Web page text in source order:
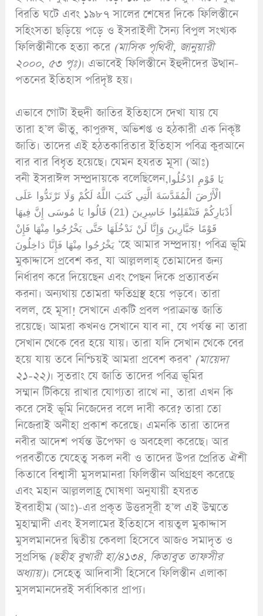
বিরতি ঘটে এবং ১৯৮৭ সালের শেষের দিকে ফিলিস্তীনে
সহিংসতা ছড়িয়ে পড়ে ও ইসরাইলী সৈন্য বিপুল সংখ্যক
ফিলিস্তীনীকে হত্যা করে (মাসিক পৃথিবী, জানুয়ারী
২০০০, ৫৩ পৃঃ)। এভাবেই ফিলিস্তীনে ইহুদীদের উত্থান-
পতনের ইতিহাস পরিদৃষ্ট হয়।
এভাবে গোটা ইহুদী জাতির ইতিহাসে দেখা যায় যে
তারা হ’ল ভীতু, কাপুরুষ, অভিশপ্ত ও হঠকারী এক নিকৃষ্ট
জাতি। তাদের এই হঠতকারিতার ইতিহাস পবিত্র কুরআনে
বার বার বিধৃত হয়েছে। যেমন হযরত মূসা (আঃ)
বনী ইসরাঈল সম্প্রদায়কে বলেছিলেন,يَا قَوْمِ ادْخُلُوا
الْأَرْضَ الْمُقَدَّسَةَ الَّتِي كَتَبَ اللَّهُ لَكُمْ وَلَا تَرْتَدُّوا عَلَى
أَدْبَارِكُمْ فَتَنْقَلِبُوا خَاسِرِينَ (21) قَالُوا يَا مُوسَى إِنَّ فِيهَا
قَوْمًا جَبَّارِينَ وَإِنَّا لَنْ نَدْخُلَهَا حَتَّى يَخْرُجُوا مِنْهَا فَإِنْ
يَخْرُجُوا مِنْهَا فَإِنَّا دَاخِلُونَ ‘হে আমার সম্প্রদায়! পবিত্র ভূমি
মুকাদ্দাসে প্রবেশ কর, যা আল্লললাহ্ তোমাদের জন্য
নির্ধারণ করে দিয়েছেন এবং পেছন দিকে প্রত্যাবর্তন
করনা। অন্যথায় তোমরা ক্ষতিগ্রস্থ হয়ে পড়বে। তারা
বলল, হে মূসা! সেখানে একটি প্রবল পরাক্রান্ত জাতি
রয়েছে। আমরা কখনও সেখানে যাব না, যে পর্যন্ত না তারা
সেখান থেকে বের হয়ে যায়। তারা যদি সেখান থেকে বের
হয়ে যায় তবে নিশ্চিয়ই আমরা প্রবেশ করব’ (মায়েদা
২১-২২)। সুতরাং যে জাতি তাদের পবিত্র ভূমির
সম্মান টিকিয়ে রাখার যোগ্যতা রাখে না, তারা এখন কি
করে সেই ভূমি নিজেদের বলে দাবী করে? তারা তো
নিজেরাই অনীহা প্রকাশ করেছে। এমনকি তারা তাদের
নবীর আদেশ পর্যন্ত উপেক্ষা ও অবহেলা করেছে। আর
পরবর্তীতে যেহেতু সকল নবী ও তাদের উপর প্রেরিত ঐশী
কিতাবে বিশ্বাসী মুসলমানরা ফিলিস্তীন অধিগ্রহণ করেছে
এবং মহান আল্লললাহ্র ঘোষণা অনুযায়ী হযরত
ইবরাহীম (আঃ)-এর প্রকৃত উত্তরসূরী হ’ল এই উম্মতে
মুহাম্মাদী এবং ইসলামের ইতিহাসে বায়তুল মুকাদ্দাস
মুসলমানদের দ্বিতীয় কেবলা হিসেবে আজও সমাদৃত ও
সুপ্রসিদ্ধ (ছহীহ বুখারী হা/৪১৩৪, কিতাবুত তাফসীর
অধ্যায়)। সেহেতু আদিবাসী হিসেবে ফিলিস্তীন এলাকা
মুসলমানদেরই সর্বাধিকার প্রাপ্য।